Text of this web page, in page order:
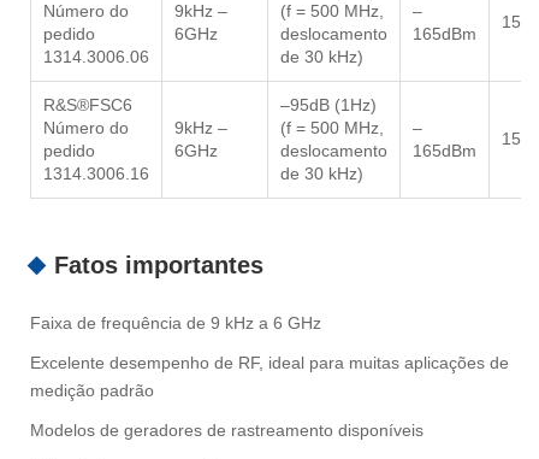
Número do
pedido
1314.3006.06
9kHz –
6GHz
(f = 500 MHz,
deslocamento
de 30 kHz)
–
165dBm
R&S®FSC6
Número do
pedido
1314.3006.16
9kHz –
6GHz
–95dB (1Hz)
(f = 500 MHz,
deslocamento
de 30 kHz)
–
165dBm
Fatos importantes
Faixa de frequência de 9 kHz a 6 GHz
Excelente desempenho de RF, ideal para muitas aplicações de
medição padrão
Modelos de geradores de rastreamento disponíveis